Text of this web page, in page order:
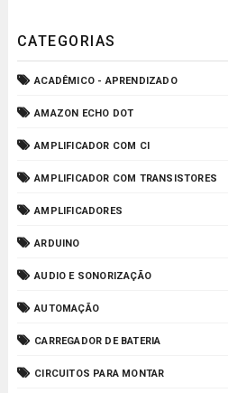
CATEGORIAS
ACADÊMICO - APRENDIZADO
AMAZON ECHO DOT
AMPLIFICADOR COM CI
AMPLIFICADOR COM TRANSISTORES
AMPLIFICADORES
ARDUINO
AUDIO E SONORIZAÇÃO
AUTOMAÇÃO
CARREGADOR DE BATERIA
CIRCUITOS PARA MONTAR